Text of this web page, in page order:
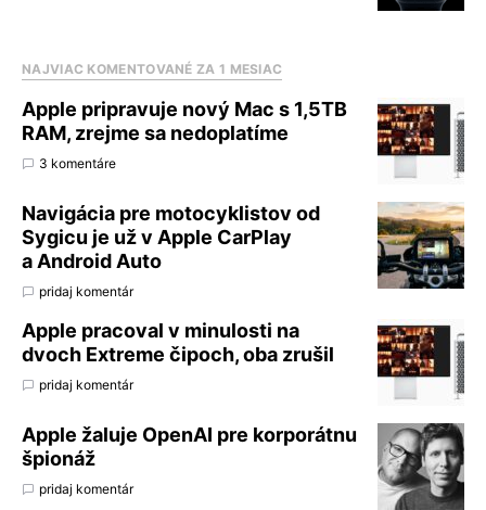
NAJVIAC KOMENTOVANÉ ZA 1 MESIAC
Apple pripravuje nový Mac s 1,5TB
RAM, zrejme sa nedoplatíme
3 komentáre
Navigácia pre motocyklistov od
Sygicu je už v Apple CarPlay
a Android Auto
pridaj komentár
Apple pracoval v minulosti na
dvoch Extreme čipoch, oba zrušil
pridaj komentár
Apple žaluje OpenAI pre korporátnu
špionáž
pridaj komentár